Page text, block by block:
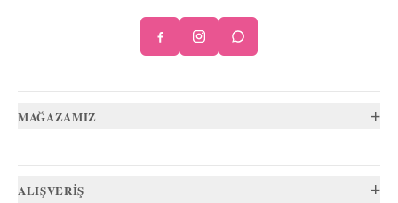
MAĞAZAMIZ +
ALIŞVERİŞ +